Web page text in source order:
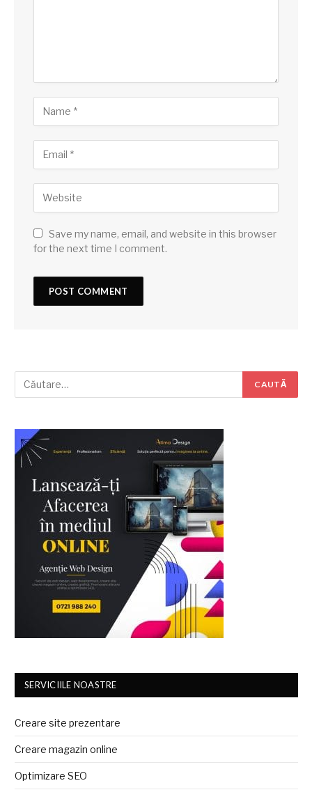
Save my name, email, and website in this browser
for the next time I comment.
SERVICIILE NOASTRE
Creare site prezentare
Creare magazin online
Optimizare SEO